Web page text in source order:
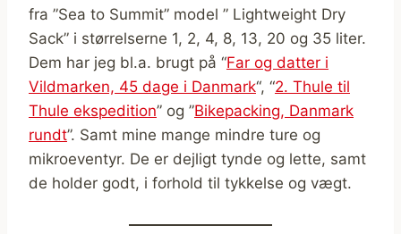
fra ”Sea to Summit” model ” Lightweight Dry
Sack” i størrelserne 1, 2, 4, 8, 13, 20 og 35 liter.
Dem har jeg bl.a. brugt på “Far og datter i
Vildmarken, 45 dage i Danmark“, “2. Thule til
Thule ekspedition” og ”Bikepacking, Danmark
rundt”. Samt mine mange mindre ture og
mikroeventyr. De er dejligt tynde og lette, samt
de holder godt, i forhold til tykkelse og vægt.